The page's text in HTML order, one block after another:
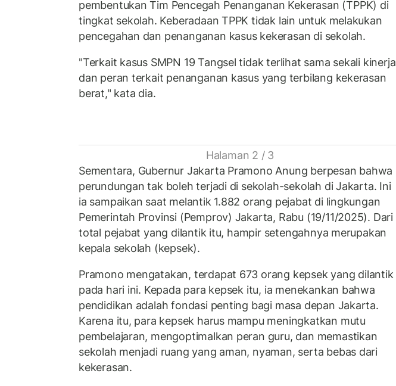
pembentukan Tim Pencegah Penanganan Kekerasan (TPPK) di
tingkat sekolah. Keberadaan TPPK tidak lain untuk melakukan
pencegahan dan penanganan kasus kekerasan di sekolah.
"Terkait kasus SMPN 19 Tangsel tidak terlihat sama sekali kinerja
dan peran terkait penanganan kasus yang terbilang kekerasan
berat," kata dia.
Halaman 2 / 3
Sementara, Gubernur Jakarta Pramono Anung berpesan bahwa
perundungan tak boleh terjadi di sekolah-sekolah di Jakarta. Ini
ia sampaikan saat melantik 1.882 orang pejabat di lingkungan
Pemerintah Provinsi (Pemprov) Jakarta, Rabu (19/11/2025). Dari
total pejabat yang dilantik itu, hampir setengahnya merupakan
kepala sekolah (kepsek).
Pramono mengatakan, terdapat 673 orang kepsek yang dilantik
pada hari ini. Kepada para kepsek itu, ia menekankan bahwa
pendidikan adalah fondasi penting bagi masa depan Jakarta.
Karena itu, para kepsek harus mampu meningkatkan mutu
pembelajaran, mengoptimalkan peran guru, dan memastikan
sekolah menjadi ruang yang aman, nyaman, serta bebas dari
kekerasan.